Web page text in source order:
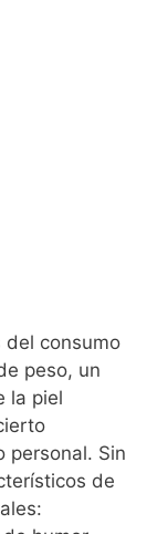
del consumo
peso, un
la piel
personal. Sin
de